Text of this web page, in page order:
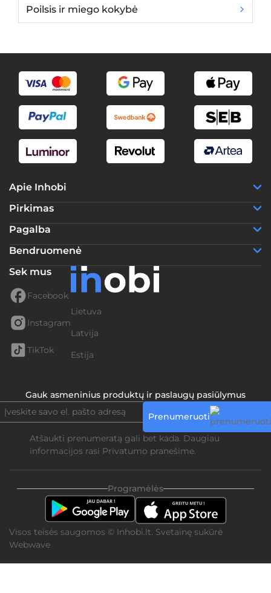
Poilsis ir miego kokybė
Apie Inhobi
Pirkimas
Pagalba
Bendruomenė
Sek mus
Facebook
Instagram
TikTok
Lietuva
Latvija
Estija
Gauk asmeninius produktų ir paslaugų pasiūlymus
Prenumeruoti
Atšaukti prenumeratą gali bet kada. Daugiau
informacijos rasi Privatumo pranešime.
Visos teisės saugomos © Inhobi.lt. Svetainę sukūrė
Webwave
Programėlės